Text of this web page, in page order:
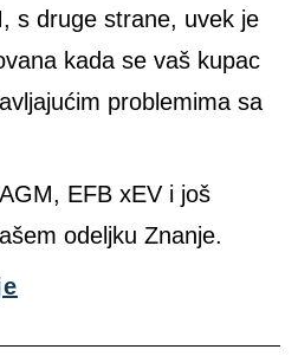
s druge strane, uvek je
kada se vaš kupac
problemima sa
EFB xEV i još
odeljku Znanje.